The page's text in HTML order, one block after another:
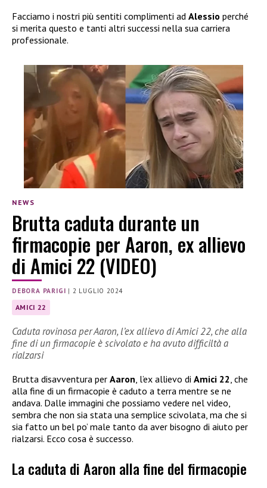
Facciamo i nostri più sentiti complimenti ad Alessio perché
si merita questo e tanti altri successi nella sua carriera
professionale.
NEWS
Brutta caduta durante un
firmacopie per Aaron, ex allievo
di Amici 22 (VIDEO)
DEBORA PARIGI | 2 LUGLIO 2024
AMICI 22
Caduta rovinosa per Aaron, l’ex allievo di Amici 22, che alla
fine di un firmacopie è scivolato e ha avuto difficiltà a
rialzarsi
Brutta disavventura per Aaron, l’ex allievo di Amici 22, che
alla fine di un firmacopie è caduto a terra mentre se ne
andava. Dalle immagini che possiamo vedere nel video,
sembra che non sia stata una semplice scivolata, ma che si
sia fatto un bel po’ male tanto da aver bisogno di aiuto per
rialzarsi. Ecco cosa è successo.
La caduta di Aaron alla fine del firmacopie